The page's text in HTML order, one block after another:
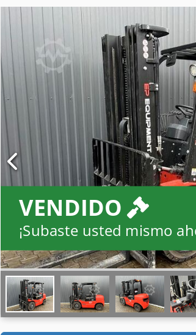
VENDIDO
¡Subaste usted mismo